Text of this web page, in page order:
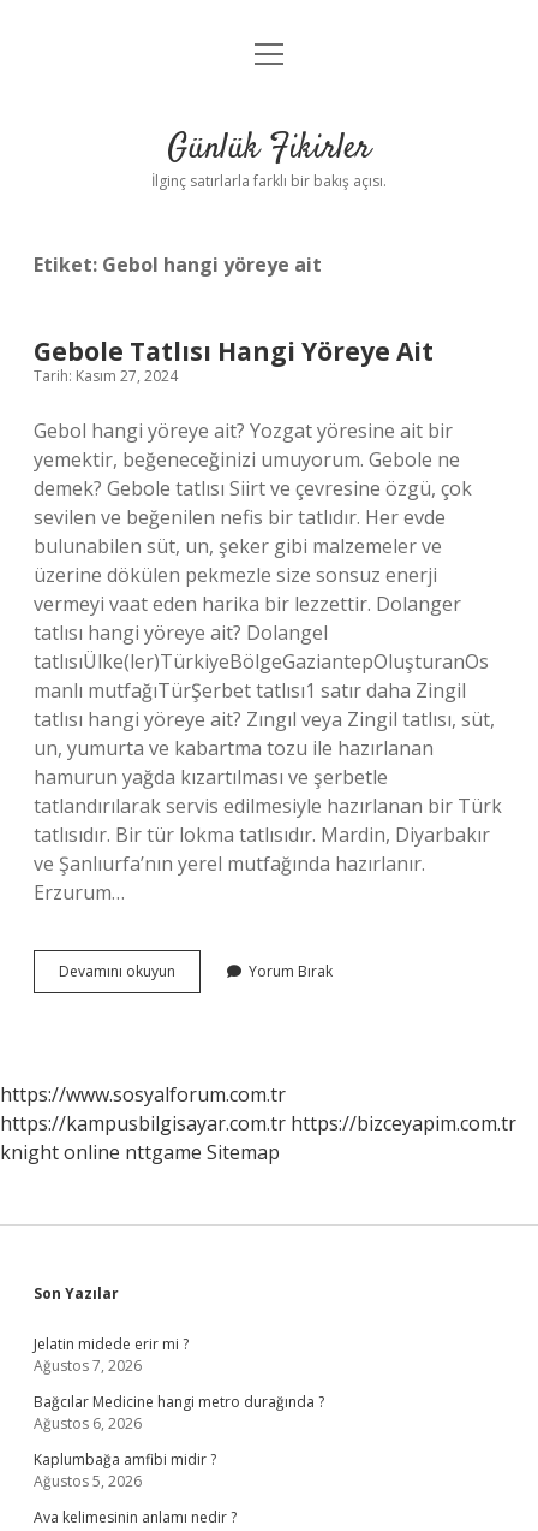
Anasayfa
Yasal Uyarı
menüyü
Günlük Fikirler
İlginç satırlarla farklı bir bakış açısı.
Etiket: Gebol hangi yöreye ait
Gebole Tatlısı Hangi Yöreye Ait
Tarih: Kasım 27, 2024
Gebol hangi yöreye ait? Yozgat yöresine ait bir
yemektir, beğeneceğinizi umuyorum. Gebole ne
demek? Gebole tatlısı Siirt ve çevresine özgü, çok
sevilen ve beğenilen nefis bir tatlıdır. Her evde
bulunabilen süt, un, şeker gibi malzemeler ve
üzerine dökülen pekmezle size sonsuz enerji
vermeyi vaat eden harika bir lezzettir. Dolanger
tatlısı hangi yöreye ait? Dolangel
tatlısıÜlke(ler)TürkiyeBölgeGaziantepOluşturanOs
manlı mutfağıTürŞerbet tatlısı1 satır daha Zingil
tatlısı hangi yöreye ait? Zıngıl veya Zingil tatlısı, süt,
un, yumurta ve kabartma tozu ile hazırlanan
hamurun yağda kızartılması ve şerbetle
tatlandırılarak servis edilmesiyle hazırlanan bir Türk
tatlısıdır. Bir tür lokma tatlısıdır. Mardin, Diyarbakır
ve Şanlıurfa’nın yerel mutfağında hazırlanır.
Erzurum…
Devamını okuyun
Tatlısı
Yorum Bırak
https://www.sosyalforum.com.tr
https://kampusbilgisayar.com.tr https://bizceyapim.com.tr
knight online nttgame Sitemap
Sidebar
Son Yazılar
Jelatin midede erir mi ?
Ağustos 7, 2026
Bağcılar Medicine hangi metro durağında ?
Ağustos 6, 2026
Kaplumbağa amfibi midir ?
Ağustos 5, 2026
Ava kelimesinin anlamı nedir ?